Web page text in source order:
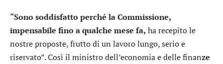
“Sono soddisfatto perché la Commissione,
impensabile fino a qualche mese fa, ha recepito le
nostre proposte, frutto di un lavoro lungo, serio e
riservato”. Così il ministro dell’economia e delle finanze